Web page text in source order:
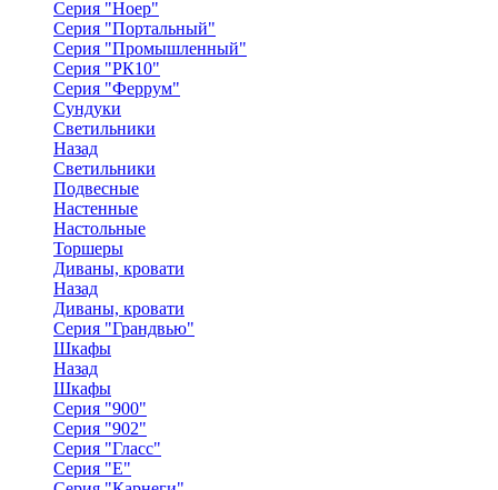
Серия "Ноер"
Серия "Портальный"
Серия "Промышленный"
Серия "РК10"
Серия "Феррум"
Сундуки
Светильники
Назад
Светильники
Подвесные
Настенные
Настольные
Торшеры
Диваны, кровати
Назад
Диваны, кровати
Серия "Грандвью"
Шкафы
Назад
Шкафы
Серия "900"
Серия "902"
Серия "Гласс"
Серия "Е"